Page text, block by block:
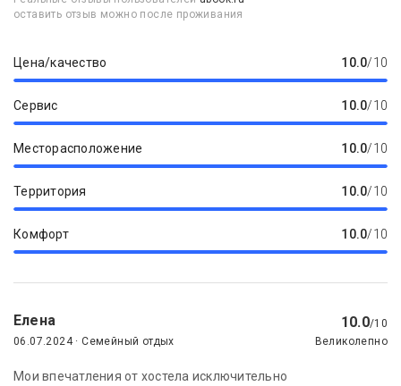
оставить отзыв можно после проживания
Цена/качество 10.0/10
Сервис 10.0/10
Месторасположение 10.0/10
Территория 10.0/10
Комфорт 10.0/10
Елена 10.0/10
06.07.2024 · Семейный отдых
Великолепно
Мои впечатления от хостела исключительно